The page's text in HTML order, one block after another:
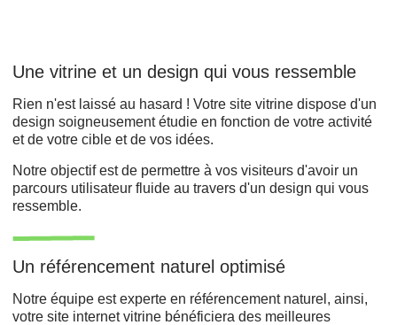
Une vitrine et un design qui vous ressemble
Rien n'est laissé au hasard ! Votre site vitrine dispose d'un
design soigneusement étudie en fonction de votre activité
et de votre cible et de vos idées.
Notre objectif est de permettre à vos visiteurs d'avoir un
parcours utilisateur fluide au travers d'un design qui vous
ressemble.
Un référencement naturel optimisé
Notre équipe est experte en référencement naturel, ainsi,
votre site internet vitrine bénéficiera des meilleures